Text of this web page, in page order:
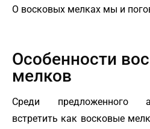
О восковых мелках мы и
Особенности
мелков
Среди предложенного
встретить как восковые